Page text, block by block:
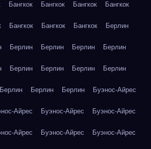
Бангкок Бангкок Бангкок Бангкок
Бангкок Бангкок Бангкок Берлин
Берлин Берлин Берлин Берлин
Берлин Берлин Берлин Берлин
Берлин Берлин Берлин Буэнос-Айрес
Айрес Буэнос-Айрес Буэнос-Айрес
Айрес Буэнос-Айрес Буэнос-Айрес